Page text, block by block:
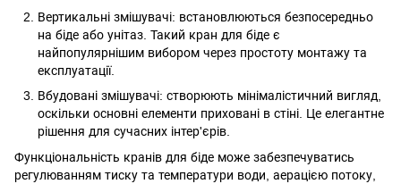
Вертикальні змішувачі: встановлюються безпосередньо
на біде або унітаз. Такий кран для біде є
найпопулярнішим вибором через простоту монтажу та
експлуатації.
Вбудовані змішувачі: створюють мінімалістичний вигляд,
оскільки основні елементи приховані в стіні. Це елегантне
рішення для сучасних інтер'єрів.
Функціональність кранів для біде може забезпечуватись
регулюванням тиску та температури води, аерацією потоку,